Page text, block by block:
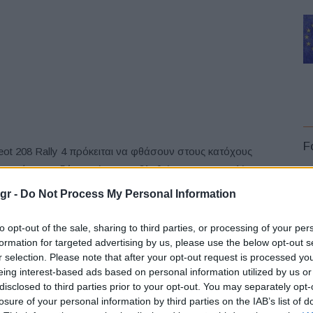
- Do Not Process My Personal Information
opt-out of the sale, sharing to third parties, or processing of your
for targeted advertising by us, please use the below opt-out
selection. Please note that after your opt-out request is processed
interest-based ads based on personal information utilized by us
to third parties prior to your opt-out. You may separately
of your personal information by third parties on the IAB’s list of
208 Rally 4 πρόκειται να φθάσουν στους κατόχους
παραδόσεις είχαν αναβληθεί για την 1η Ιουλίου,
αποδεικνύει πόσο σκληρά έχουν εργαστεί οι
οι 185 ανταγωνιστικές εκκινήσεις του που έχουν
κανείς εύκολα. Και έχει πολλά παραπάνω να
κάποια αξιοσημείωτα αποτελέσματα: